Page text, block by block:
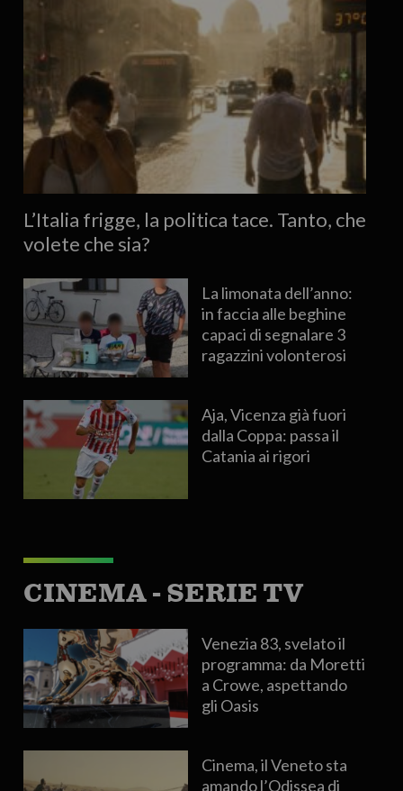
L’Italia frigge, la politica tace. Tanto, che
volete che sia?
La limonata dell’anno:
in faccia alle beghine
capaci di segnalare 3
ragazzini volonterosi
Aja, Vicenza già fuori
dalla Coppa: passa il
Catania ai rigori
CINEMA - SERIE TV
Venezia 83, svelato il
programma: da Moretti
a Crowe, aspettando
gli Oasis
Cinema, il Veneto sta
amando l’Odissea di